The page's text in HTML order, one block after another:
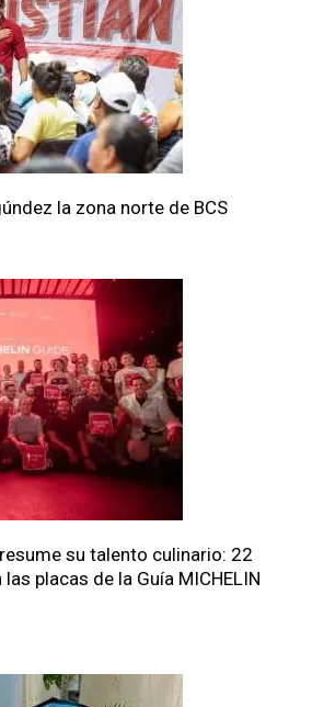
la zona norte de BCS
su talento culinario: 22
placas de la Guía MICHELIN